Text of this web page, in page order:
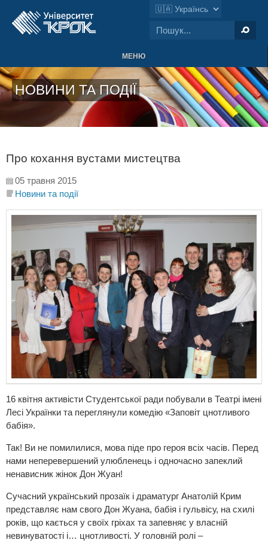
МЕНЮ
НОВИНИ ТА ПОДІЇ
Про кохання вустами мистецтва
05 травня 2015
Новини та події
16 квітня активісти Студентської ради побували в Театрі імені
Лесі Українки та переглянули комедію «Заповіт цнотливого
бабія».
Так! Ви не помилилися, мова піде про героя всіх часів. Перед
нами неперевершений улюбленець і одночасно запеклий
ненависник жінок Дон Жуан!
Сучасний український прозаїк і драматург Анатолій Крим
представляє нам свого Дон Жуана, бабія і гульвісу, на схилі
років, що кається у своїх гріхах та запевняє у власній
невинуватості і… цнотливості. У головній ролі –